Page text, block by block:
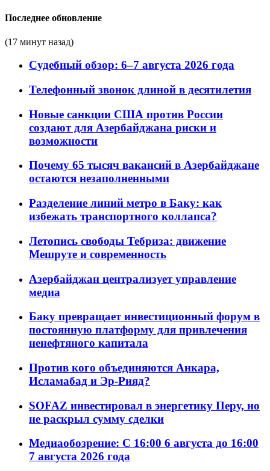
Последнее обновление
(17 минут назад)
Судебный обзор: 6–7 августа 2026 года
Телефонный звонок длиной в десятилетия
Новые санкции США против России
создают для Азербайджана риски и
возможности
Почему 65 тысяч вакансий в Азербайджане
остаются незаполненными
Разделение линий метро в Баку: как
избежать транспортного коллапса?
Летопись свободы Тебриза: движение
Мешруте и современность
Азербайджан централизует управление
медиа
Баку превращает инвестиционный форум в
постоянную платформу для привлечения
ненефтяного капитала
Против кого объединяются Анкара,
Исламабад и Эр-Рияд?
SOFAZ инвестировал в энергетику Перу, но
не раскрыл сумму сделки
Медиаобозрение: С 16:00 6 августа до 16:00
7 августа 2026 года